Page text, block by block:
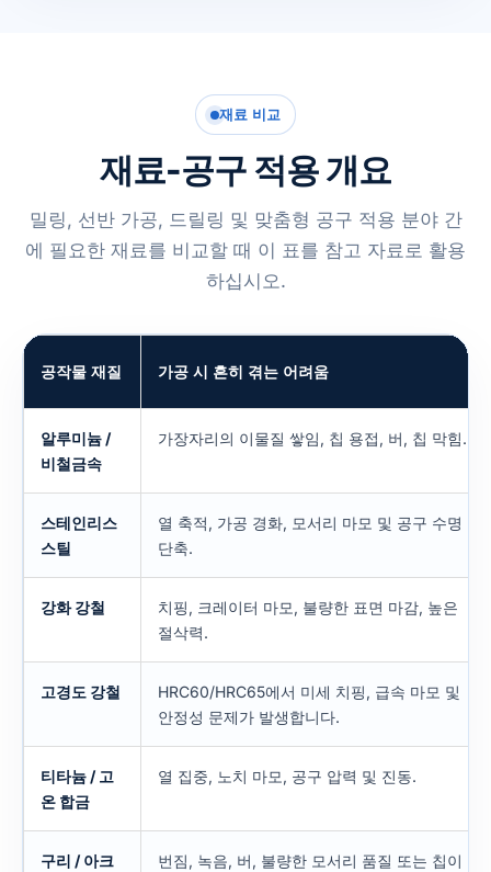
재료 비교
재료-공구 적용 개요
밀링, 선반 가공, 드릴링 및 맞춤형 공구 적용 분야 간
에 필요한 재료를 비교할 때 이 표를 참고 자료로 활용
하십시오.
공작물 재질 가공 시 흔히 겪는 어려움
알루미늄 /
비철금속
가장자리의 이물질 쌓임, 칩 용접, 버, 칩 막힘.
스테인리스
스틸
열 축적, 가공 경화, 모서리 마모 및 공구 수명
단축.
강화 강철
치핑, 크레이터 마모, 불량한 표면 마감, 높은
절삭력.
고경도 강철
HRC60/HRC65에서 미세 치핑, 급속 마모 및
안정성 문제가 발생합니다.
티타늄 / 고
온 합금
열 집중, 노치 마모, 공구 압력 및 진동.
구리 / 아크
번짐, 녹음, 버, 불량한 모서리 품질 또는 칩이